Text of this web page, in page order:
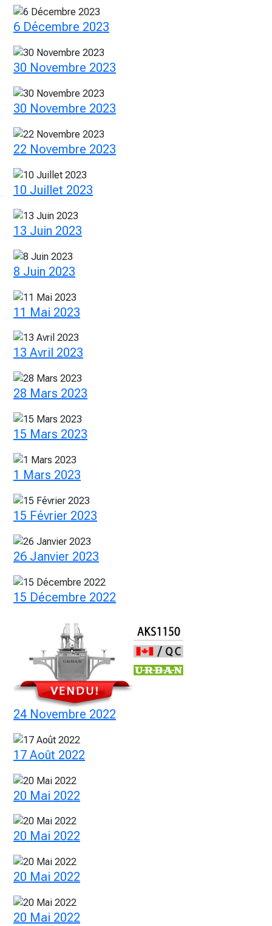
6 Décembre 2023
30 Novembre 2023
30 Novembre 2023
22 Novembre 2023
10 Juillet 2023
13 Juin 2023
8 Juin 2023
11 Mai 2023
13 Avril 2023
28 Mars 2023
15 Mars 2023
1 Mars 2023
15 Février 2023
26 Janvier 2023
15 Décembre 2022
24 Novembre 2022
17 Août 2022
20 Mai 2022
20 Mai 2022
20 Mai 2022
20 Mai 2022